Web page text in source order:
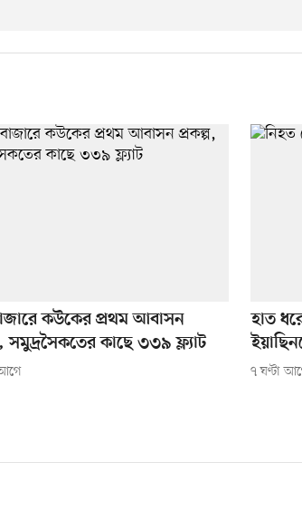
কউকের প্রথম আবাসন
সমুদ্রসৈকতের কাছে ৩৩৯ ফ্ল্যাট
হাত
৭ ঘণ্টা